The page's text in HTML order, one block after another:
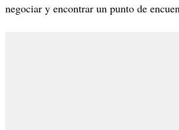
negociar y encontrar un punto de